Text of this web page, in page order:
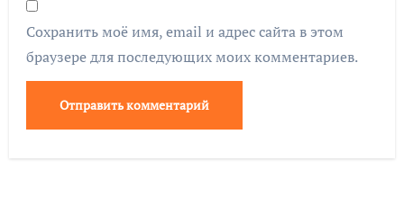
Сохранить моё имя, email и адрес сайта в этом
браузере для последующих моих комментариев.